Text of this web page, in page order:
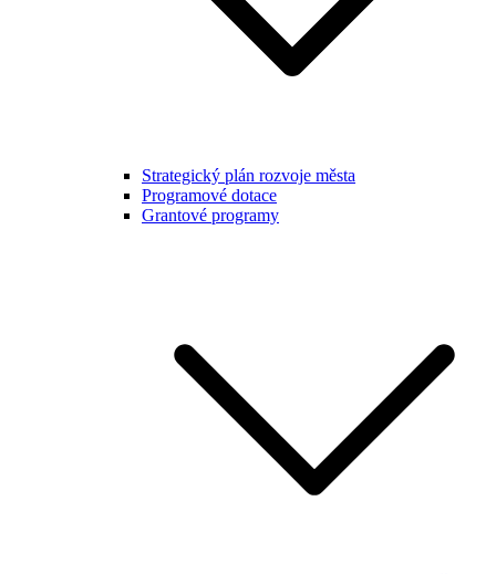
Strategický plán rozvoje města
Programové dotace
Grantové programy